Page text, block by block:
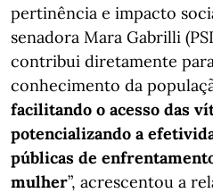
pertinência e impacto
senadora Mara Gabrilli
contribui diretamente
conhecimento da
facilitando o acesso das
potencializando a
públicas de
mulher”, acrescentou a